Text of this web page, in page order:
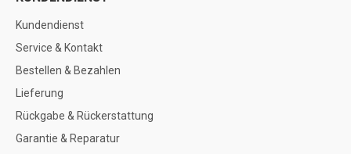
Kundendienst
Service & Kontakt
Bestellen & Bezahlen
Lieferung
Rückgabe & Rückerstattung
Garantie & Reparatur